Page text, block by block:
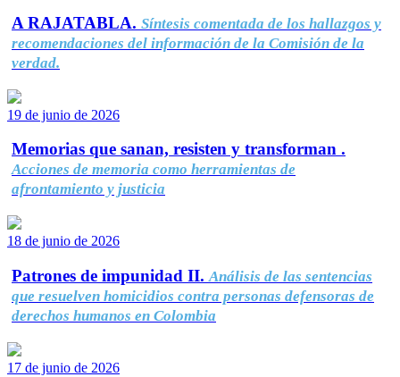
A RAJATABLA. Síntesis comentada de los hallazgos y
recomendaciones del información de la Comisión de la
verdad.
19 de junio de 2026
Memorias que sanan, resisten y transforman .
Acciones de memoria como herramientas de
afrontamiento y justicia
18 de junio de 2026
Patrones de impunidad II. Análisis de las sentencias
que resuelven homicidios contra personas defensoras de
derechos humanos en Colombia
17 de junio de 2026